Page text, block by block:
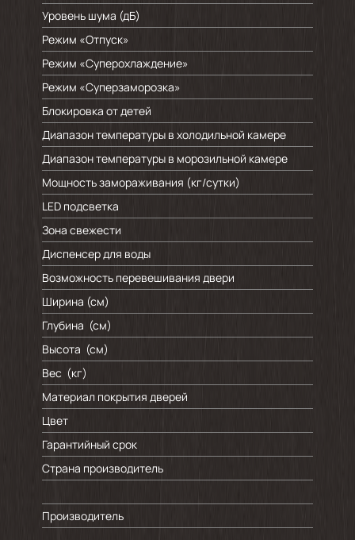
Уровень шума (дБ)
Режим «Отпуск»
Режим «Суперохлаждение»
Режим «Суперзаморозка»
Блокировка от детей
Диапазон температуры в холодильной камере
Диапазон температуры в морозильной камере
Мощность замораживания (кг/cутки)
LED подсветка
Зона свежести
Диспенсер для воды
Возможность перевешивания двери
Ширина (см)
Глубина (см)
Высота (см)
Вес (кг)
Материал покрытия дверей
Цвет
Гарантийный срок
Страна производитель
Производитель